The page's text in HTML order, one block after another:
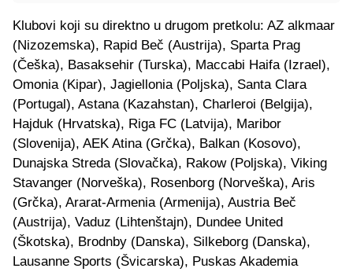
Klubovi koji su direktno u drugom pretkolu: AZ alkmaar
(Nizozemska), Rapid Beč (Austrija), Sparta Prag
(Češka), Basaksehir (Turska), Maccabi Haifa (Izrael),
Omonia (Kipar), Jagiellonia (Poljska), Santa Clara
(Portugal), Astana (Kazahstan), Charleroi (Belgija),
Hajduk (Hrvatska), Riga FC (Latvija), Maribor
(Slovenija), AEK Atina (Grčka), Balkan (Kosovo),
Dunajska Streda (Slovačka), Rakow (Poljska), Viking
Stavanger (Norveška), Rosenborg (Norveška), Aris
(Grčka), Ararat-Armenia (Armenija), Austria Beč
(Austrija), Vaduz (Lihtenštajn), Dundee United
(Škotska), Brodnby (Danska), Silkeborg (Danska),
Lausanne Sports (Švicarska), Puskas Akademia